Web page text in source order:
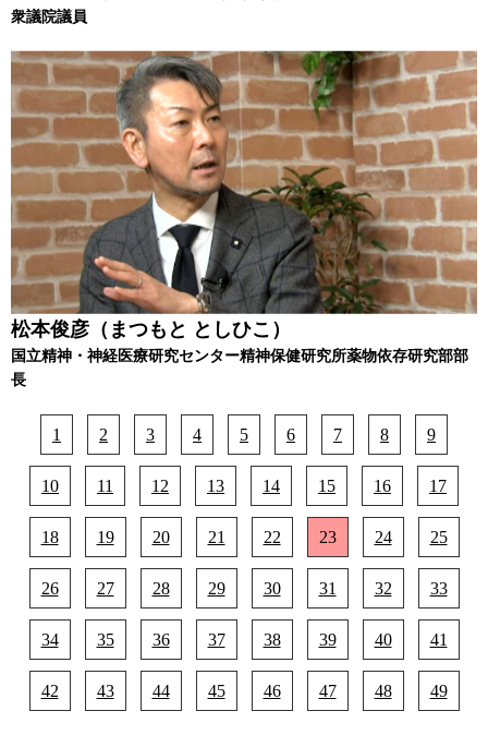
衆議院議員
松本俊彦（まつもと としひこ）
国立精神・神経医療研究センター精神保健研究所薬物依存研究部部
長
1 2 3 4 5 6 7 8 9
10 11 12 13 14 15 16 17
18 19 20 21 22 23 24 25
26 27 28 29 30 31 32 33
34 35 36 37 38 39 40 41
42 43 44 45 46 47 48 49